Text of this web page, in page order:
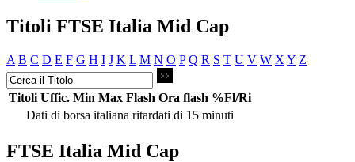
Titoli FTSE Italia Mid Cap
A B C D E F G H I J K L M N O P Q R S T U V W X Y Z
Titoli Uffic. Min Max Flash Ora flash %Fl/Ri
Dati di borsa italiana ritardati di 15 minuti
FTSE Italia Mid Cap